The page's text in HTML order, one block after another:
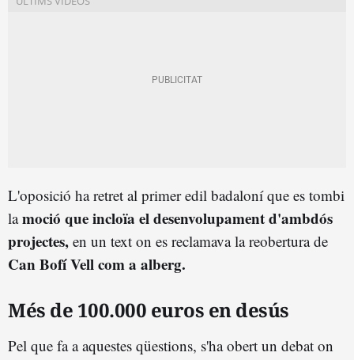
L'oposició ha retret al primer edil badaloní que es tombi
lamoció que incloïa el desenvolupament d'ambdós
projectes, en un text on es reclamava la reobertura de
Can Bofí Vell com a alberg.
Més de 100.000 euros en desús
Pel que fa a aquestes qüestions, s'ha obert un debat on